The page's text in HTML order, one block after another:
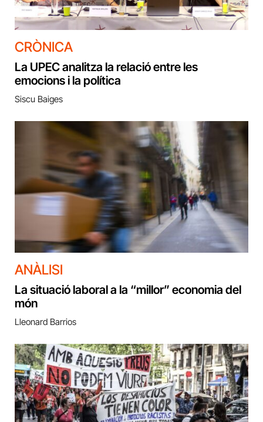
CRÒNICA
La UPEC analitza la relació entre les
emocions i la política
Siscu Baiges
ANÀLISI
La situació laboral a la “millor” economia del
món
Lleonard Barrios